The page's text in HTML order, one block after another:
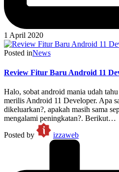
1 April 2020
Posted inNews
Review Fitur Baru Android 11
Halo, sobat android mania udah
merilis Android 11 Developer. Apa
dikeluarkan?, apakah masih sama
mengalami peningkatan?. Berikut…
Posted by
izzaweb